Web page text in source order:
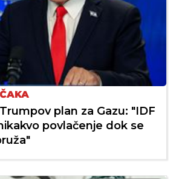
plan za Gazu: "IDF
povlačenje dok se